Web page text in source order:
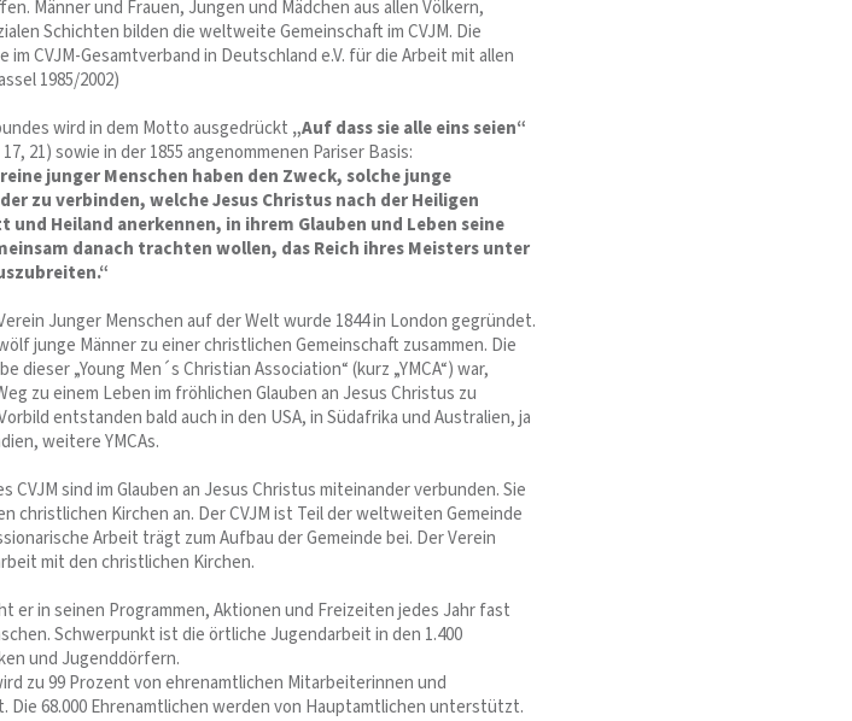
Männer und Frauen, Jungen und Mädchen aus allen Völkern,
Schichten bilden die weltweite Gemeinschaft im CVJM. Die
im CVJM-Gesamtverband in Deutschland e.V. für die Arbeit mit allen
1985/2002)
wird in dem Motto ausgedrückt „Auf dass sie alle eins seien“
21) sowie in der 1855 angenommenen Pariser Basis:
junger Menschen haben den Zweck, solche junge
zu verbinden, welche Jesus Christus nach der Heiligen
und Heiland anerkennen, in ihrem Glauben und Leben seine
danach trachten wollen, das Reich ihres Meisters unter
Junger Menschen auf der Welt wurde 1844 in London gegründet.
junge Männer zu einer christlichen Gemeinschaft zusammen. Die
dieser „Young Men´s Christian Association“ (kurz „YMCA“) war,
zu einem Leben im fröhlichen Glauben an Jesus Christus zu
entstanden bald auch in den USA, in Südafrika und Australien, ja
weitere YMCAs.
CVJM sind im Glauben an Jesus Christus miteinander verbunden. Sie
christlichen Kirchen an. Der CVJM ist Teil der weltweiten Gemeinde
Arbeit trägt zum Aufbau der Gemeinde bei. Der Verein
mit den christlichen Kirchen.
er in seinen Programmen, Aktionen und Freizeiten jedes Jahr fast
Schwerpunkt ist die örtliche Jugendarbeit in den 1.400
und Jugenddörfern.
zu 99 Prozent von ehrenamtlichen Mitarbeiterinnen und
68.000 Ehrenamtlichen werden von Hauptamtlichen unterstützt.